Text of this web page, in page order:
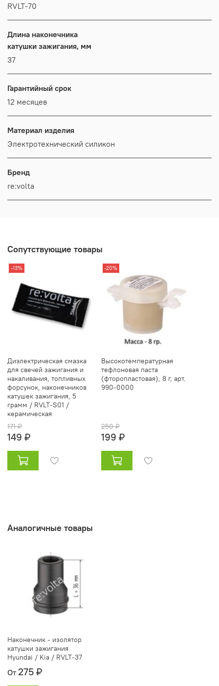
RVLT-70
Длина наконечника
катушки зажигания, мм
37
Гарантийный срок
12 месяцев
Материал изделия
Электротехнический силикон
Бренд
re:volta
Сопутствующие товары
-13%
Диэлектрическая смазка
для свечей зажигания и
накаливания, топливных
форсунок, наконечников
катушек зажигания, 5
грамм / RVLT-S01 /
керамическая
171 ₽
149 ₽
-20%
Высокотемпературная
тефлоновая паста
(фторопластовая), 8 г, арт.
990-0000
250 ₽
199 ₽
Аналогичные товары
Наконечник - изолятор
катушки зажигания
Hyundai / Kia / RVLT-37
От 275 ₽